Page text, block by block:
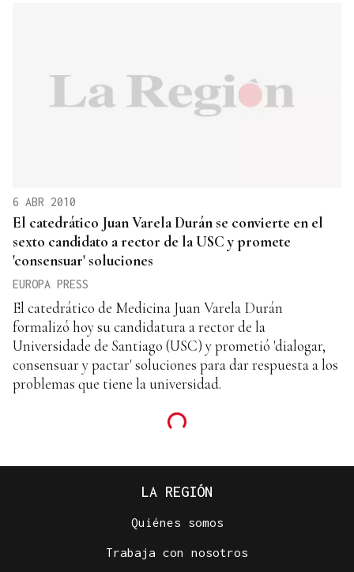
6 ABR 2010
El catedrático Juan Varela Durán se convierte en el
sexto candidato a rector de la USC y promete
'consensuar' soluciones
EUROPA PRESS
El catedrático de Medicina Juan Varela Durán
formalizó hoy su candidatura a rector de la
Universidade de Santiago (USC) y prometió 'dialogar,
consensuar y pactar' soluciones para dar respuesta a los
problemas que tiene la universidad.
LA REGIÓN
Quiénes somos
Trabaja con nosotros